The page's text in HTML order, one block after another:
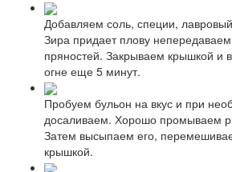
Добавляем соль, специи,
Зира придает плову
пряностей. Закрываем крышкой и
огне еще 5 минут.
Пробуем бульон на вкус и при
досаливаем. Хорошо промываем
Затем высыпаем его,
крышкой.